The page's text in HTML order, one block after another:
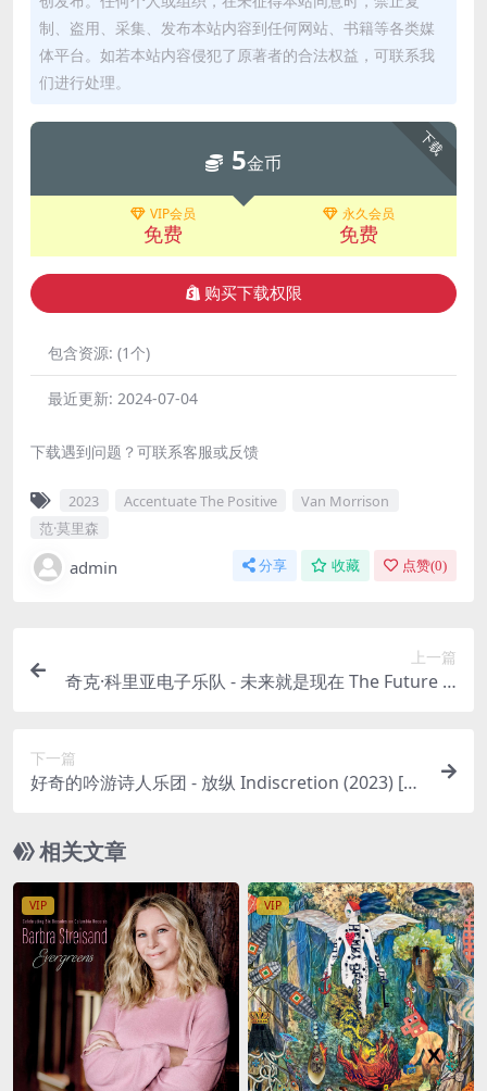
制、盗用、采集、发布本站内容到任何网站、书籍等各类媒
体平台。如若本站内容侵犯了原著者的合法权益，可联系我
们进行处理。
下载
5金币
VIP会员
免费
永久会员
免费
购买下载权限
包含资源: (1个)
最近更新: 2024-07-04
下载遇到问题？可联系客服或反馈
2023 Accentuate The Positive
Van Morrison
范·莫里森
admin 分享 收藏 点赞(0)
上一篇
奇克·科里亚电子乐队 - 未来就是现在 The Future Is
下一篇
好奇的吟游诗人乐团 - 放纵 Indiscretion (2023) [24
相关文章
VIP VIP